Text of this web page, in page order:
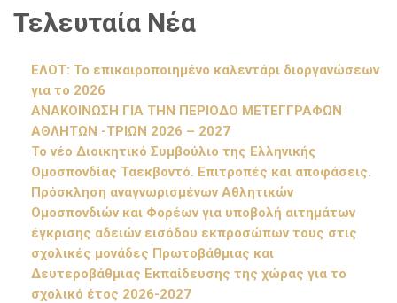
Τελευταία Νέα
ΕΛΟΤ: Το επικαιροποιημένο καλεντάρι διοργανώσεων
για το 2026
ΑΝΑΚΟΙΝΩΣΗ ΓΙΑ ΤΗΝ ΠΕΡΙΟΔΟ ΜΕΤΕΓΓΡΑΦΩΝ
ΑΘΛΗΤΩΝ -ΤΡΙΩΝ 2026 – 2027
Το νέο Διοικητικό Συμβούλιο της Ελληνικής
Ομοσπονδίας Ταεκβοντό. Επιτροπές και αποφάσεις.
Πρόσκληση αναγνωρισμένων Αθλητικών
Ομοσπονδιών και Φορέων για υποβολή αιτημάτων
έγκρισης αδειών εισόδου εκπροσώπων τους στις
σχολικές μονάδες Πρωτοβάθμιας και
Δευτεροβάθμιας Εκπαίδευσης της χώρας για το
σχολικό έτος 2026-2027